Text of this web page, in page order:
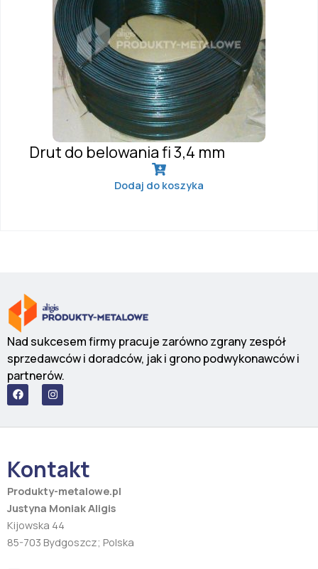
Drut do belowania fi 3,4 mm
Dodaj do koszyka
Nad sukcesem firmy pracuje zarówno zgrany zespół
sprzedawców i doradców, jak i grono podwykonawców i
partnerów.
F
a
c
b
k
I
n
s
a
a
m
Kontakt
Produkty-metalowe.pl
Justyna Moniak Aligis
Kijowska 44
85-703 Bydgoszcz; Polska